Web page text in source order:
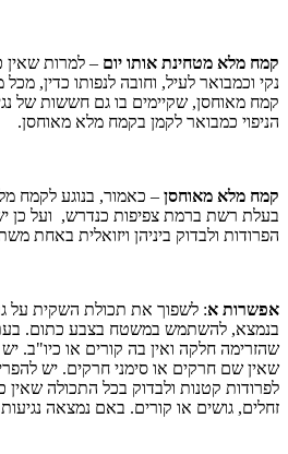
קמח מלא מטחינת אותו יום – למרות
נקי וכמבואר לעיל, וחובה לנפותו כדין,
קמח מאוחסן, שקיימים בו גם חששות של
הניפוי כמבואר לקמן בקמח מלא מאוחסן.
קמח מלא מאוחסן – כאמור, בנוגע לקמח
בעלת רשת ברמת צפיפות כנדרש, ועל כן
הפרודות ולבדוק ביניהן ויזואלית באחת
אפשרות א: לשפוך את תכולת השקית על
בנמצא, להשתמש במשטח בצבע כתום.
שהזרימה חלקה ואין בה קורים או כיו"ב.
שאין שם חרקים או סימני חרקים. יש
לפרודות קטנות ולבדוק בכל התכולה שאין
זחלים, גושים או קורים. באם נמצאה